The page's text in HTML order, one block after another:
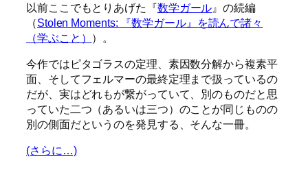
以前ここでもとりあげた『数学ガール 』の続編
（Stolen Moments: 『数学ガール』を読んで諸々
（学ぶこと） ）。
今作ではピタゴラスの定理、素因数分解から複素平
面、そしてフェルマーの最終定理まで扱っているの
だが、実はどれもが繋がっていて、別のものだと思
っていた二つ（あるいは三つ）のことが同じものの
別の側面だというのを発見する、そんな一冊。
(さらに…)